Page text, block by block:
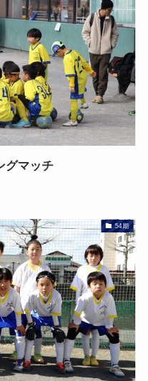
グマッチ
54期